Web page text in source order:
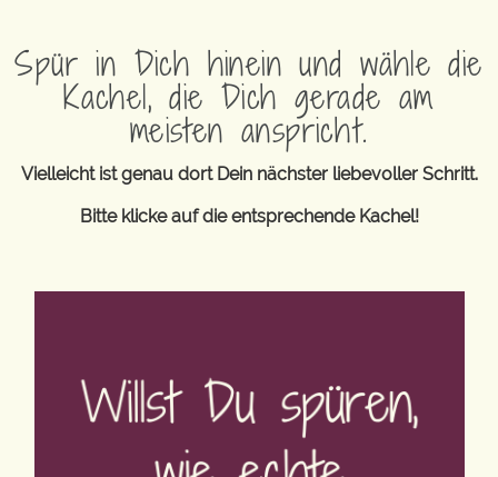
Spür in Dich hinein und wähle die
Kachel, die Dich gerade am
meisten anspricht.
Vielleicht ist genau dort Dein nächster liebevoller Schritt.
Bitte klicke auf die entsprechende Kachel!